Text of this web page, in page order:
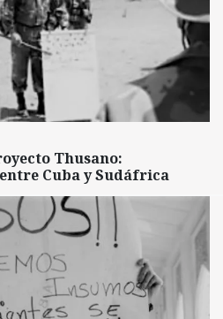
Thusano:
Cuba y Sudáfrica